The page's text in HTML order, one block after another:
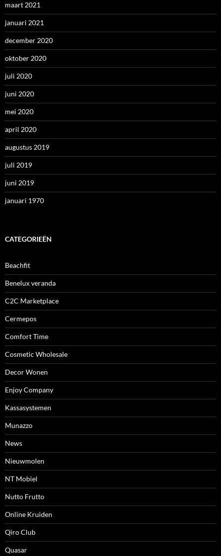
maart 2021
januari 2021
december 2020
oktober 2020
juli 2020
juni 2020
mei 2020
april 2020
augustus 2019
juli 2019
juni 2019
januari 1970
CATEGORIEËN
Beachfit
Benelux veranda
C2C Marketplace
Cermepos
Comfort Time
Cosmetic Wholesale
Decor Wonen
Enjoy Company
Kassasystemen
Munazzo
News
Nieuwmolen
NT Mobiel
Nutto Frutto
Online Kruiden
Qiro Club
Quasar